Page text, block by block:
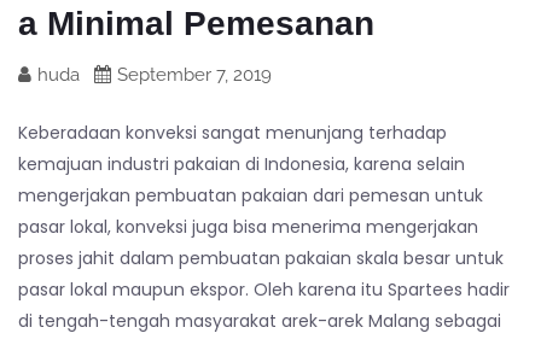
a Minimal Pemesanan
huda September 7, 2019
Keberadaan konveksi sangat menunjang terhadap
kemajuan industri pakaian di Indonesia, karena selain
mengerjakan pembuatan pakaian dari pemesan untuk
pasar lokal, konveksi juga bisa menerima mengerjakan
proses jahit dalam pembuatan pakaian skala besar untuk
pasar lokal maupun ekspor. Oleh karena itu Spartees hadir
di tengah-tengah masyarakat arek-arek Malang sebagai